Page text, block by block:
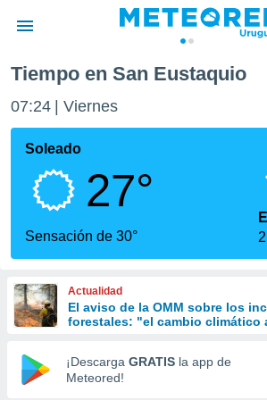
de
ha
calidad.
a este
las
y
forma
digital
basada
Tiempo en San Eustaquio
07:24 Viernes
Soleado
27°
Sensación de 30°
Actualidad
El aviso de la OMM sobre los
forestales: "el cambio climático
¡Descarga GRATIS la app de
Meteored!